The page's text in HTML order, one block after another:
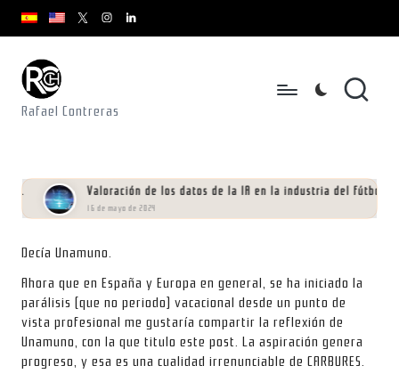
Saltar
contenido
youtube.com
youtube.comx.com/rafacontrerasch
instagram.com
youtube.com
Rafael Contreras
Valoración de los datos de la IA en la industria del fútbol
16 de mayo de 2024
Decía Unamuno.
Ahora que en España y Europa en general, se ha iniciado la
parálisis (que no periodo) vacacional desde un punto de
vista profesional me gustaría compartir la reflexión de
Unamuno, con la que titulo este post. La aspiración genera
progreso, y esa es una cualidad irrenunciable de CARBURES.